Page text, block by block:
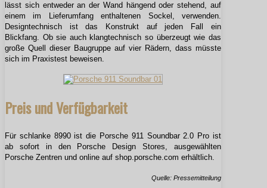
lässt sich entweder an der Wand hängend oder stehend, auf
einem im Lieferumfang enthaltenen Sockel, verwenden.
Designtechnisch ist das Konstrukt auf jeden Fall ein
Blickfang. Ob sie auch klangtechnisch so überzeugt wie das
große Quell dieser Baugruppe auf vier Rädern, dass müsste
sich im Praxistest beweisen.
Preis und Verfügbarkeit
Für schlanke 8990 ist die Porsche 911 Soundbar 2.0 Pro ist
ab sofort in den Porsche Design Stores, ausgewählten
Porsche Zentren und online auf shop.porsche.com erhältlich.
Quelle: Pressemitteilung